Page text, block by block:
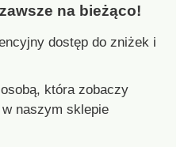
na bieżąco!
dostęp do zniżek i
która zobaczy
naszym sklepie